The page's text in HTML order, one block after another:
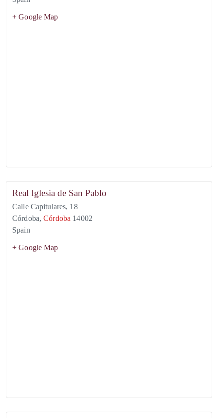
+ Google Map
Real Iglesia de San Pablo
Calle Capitulares, 18
Córdoba, Córdoba 14002
Spain
+ Google Map